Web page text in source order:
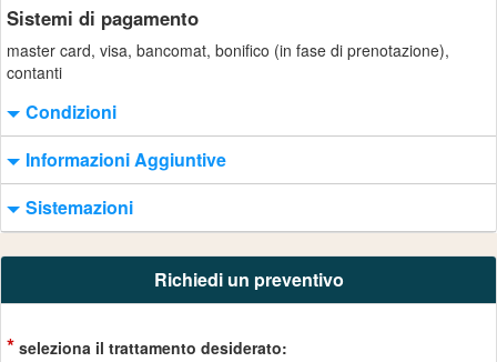
Sistemi di pagamento
master card, visa, bancomat, bonifico (in fase di prenotazione),
contanti
Condizioni
Informazioni Aggiuntive
Sistemazioni
Richiedi un preventivo
* seleziona il trattamento desiderato: